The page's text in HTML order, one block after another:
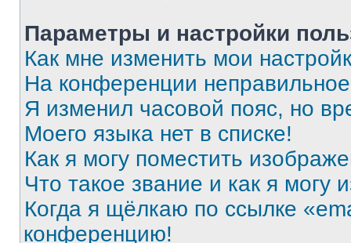
Параметры и настройки
Как мне изменить мои
На конференции
Я изменил часовой пояс, но
Моего языка нет в списке!
Как я могу поместить
Что такое звание и как я могу
Когда я щёлкаю по ссылке
конференцию!